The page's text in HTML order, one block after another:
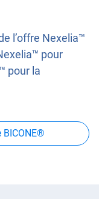
l’offre Nexelia™
pour
pour la
BICONE®